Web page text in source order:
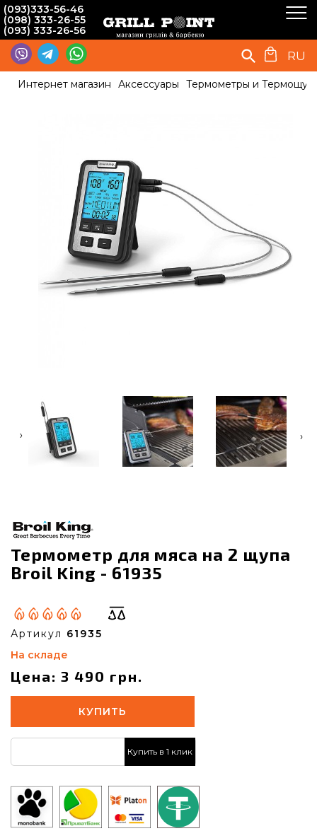
(093)333-56-46
(098) 333-26-55
(093) 333-26-56
RU
Интернет магазин Аксессуары Термометры и
‹ ›
Термометр для мяса на 2 щупа
Broil King - 61935
Артикул 61935
На складе
Цена: 3 490 грн.
КУПИТЬ
Купить в 1 клик